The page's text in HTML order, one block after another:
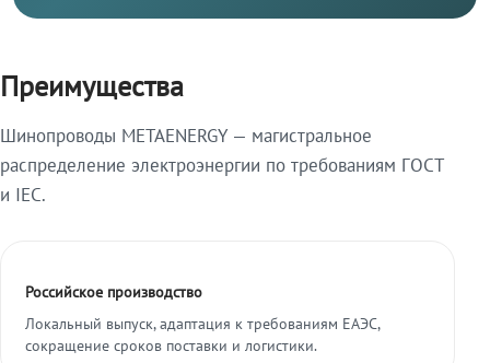
Преимущества
Шинопроводы METAENERGY — магистральное
распределение электроэнергии по требованиям ГОСТ
и IEC.
Российское производство
Локальный выпуск, адаптация к требованиям ЕАЭС,
сокращение сроков поставки и логистики.